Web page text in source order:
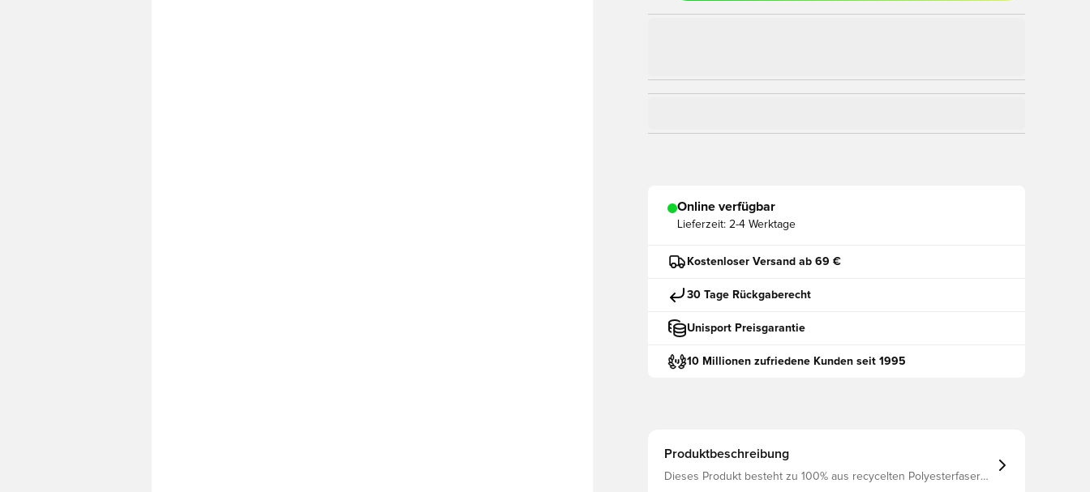
Online verfügbar
Lieferzeit: 2-4 Werktage
Kostenloser Versand ab 69 €
30 Tage Rückgaberecht
Unisport Preisgarantie
10 Millionen zufriedene Kunden seit 1995
Produktbeschreibung
Dieses Produkt besteht zu 100% aus recycelten Polyesterfasern